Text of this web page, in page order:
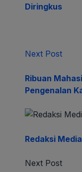
Diringkus
Next Post
Ribuan
Pengenalan
Redaksi
Next Post